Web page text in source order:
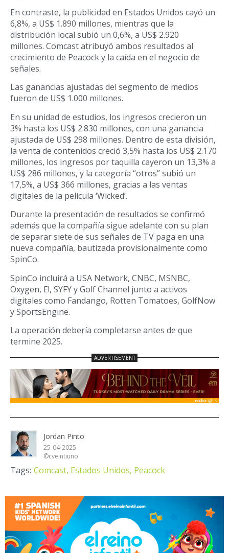
En contraste, la publicidad en Estados Unidos cayó un
6,8%, a US$ 1.890 millones, mientras que la
distribución local subió un 0,6%, a US$ 2.920
millones. Comcast atribuyó ambos resultados al
crecimiento de Peacock y la caída en el negocio de
señales.
Las ganancias ajustadas del segmento de medios
fueron de US$ 1.000 millones.
En su unidad de estudios, los ingresos crecieron un
3% hasta los US$ 2.830 millones, con una ganancia
ajustada de US$ 298 millones. Dentro de esta división,
la venta de contenidos creció 3,5% hasta los US$ 2.170
millones, los ingresos por taquilla cayeron un 13,3% a
US$ 286 millones, y la categoría “otros” subió un
17,5%, a US$ 366 millones, gracias a las ventas
digitales de la película ‘Wicked’.
Durante la presentación de resultados se confirmó
además que la compañía sigue adelante con su plan
de separar siete de sus señales de TV paga en una
nueva compañía, bautizada provisionalmente como
SpinCo.
SpinCo incluirá a USA Network, CNBC, MSNBC,
Oxygen, E!, SYFY y Golf Channel junto a activos
digitales como Fandango, Rotten Tomatoes, GolfNow
y SportsEngine.
La operación debería completarse antes de que
termine 2025.
Jordan Pinto
25-04-2025
©cveintiuno
Tags: Comcast, Estados Unidos, Peacock